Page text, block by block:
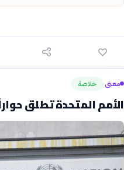
معنى› خلاصة
الأمم المتحدة تطلق